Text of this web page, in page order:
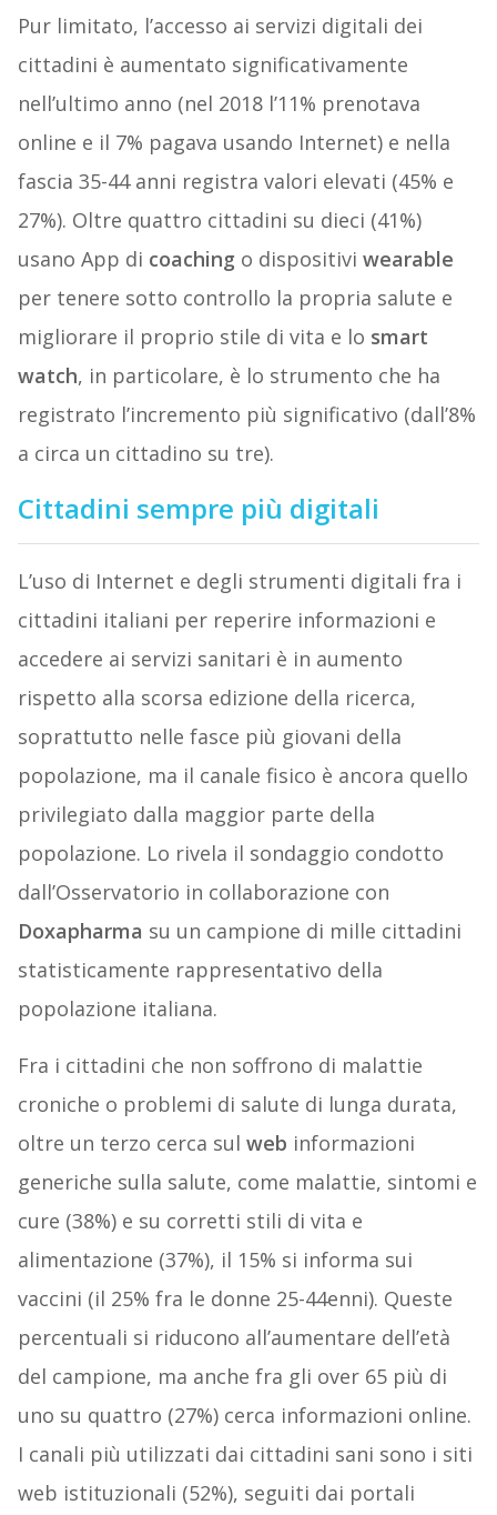
Pur limitato, l’accesso ai servizi digitali dei
cittadini è aumentato significativamente
nell’ultimo anno (nel 2018 l’11% prenotava
online e il 7% pagava usando Internet) e nella
fascia 35-44 anni registra valori elevati (45% e
27%). Oltre quattro cittadini su dieci (41%)
usano App di coaching o dispositivi wearable
per tenere sotto controllo la propria salute e
migliorare il proprio stile di vita e lo smart
watch, in particolare, è lo strumento che ha
registrato l’incremento più significativo (dall’8%
a circa un cittadino su tre).
Cittadini sempre più digitali
L’uso di Internet e degli strumenti digitali fra i
cittadini italiani per reperire informazioni e
accedere ai servizi sanitari è in aumento
rispetto alla scorsa edizione della ricerca,
soprattutto nelle fasce più giovani della
popolazione, ma il canale fisico è ancora quello
privilegiato dalla maggior parte della
popolazione. Lo rivela il sondaggio condotto
dall’Osservatorio in collaborazione con
Doxapharma su un campione di mille cittadini
statisticamente rappresentativo della
popolazione italiana.
Fra i cittadini che non soffrono di malattie
croniche o problemi di salute di lunga durata,
oltre un terzo cerca sul web informazioni
generiche sulla salute, come malattie, sintomi e
cure (38%) e su corretti stili di vita e
alimentazione (37%), il 15% si informa sui
vaccini (il 25% fra le donne 25-44enni). Queste
percentuali si riducono all’aumentare dell’età
del campione, ma anche fra gli over 65 più di
uno su quattro (27%) cerca informazioni online.
I canali più utilizzati dai cittadini sani sono i siti
web istituzionali (52%), seguiti dai portali